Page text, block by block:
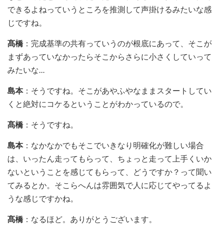
できるよねっていうところを推測して声掛けるみたいな感
じですね。
髙橋：完成基準の共有っていうのが根底にあって、そこが
まずあっていなかったらそこからさらに小さくしていって
みたいな...
島本：そうですね。そこがあやふやなままスタートしてい
くと絶対にコケるということがわかっているので。
髙橋：そうですね。
島本：なかなかでもそこでいきなり明確化が難しい場合
は、いったん走ってもらって、ちょっと走って上手くいか
ないということを感じてもらって、どうですか？って聞い
てみるとか。そこらへんは雰囲気で人に応じてやってるよ
うな感じですかね。
髙橋：なるほど。ありがとうございます。